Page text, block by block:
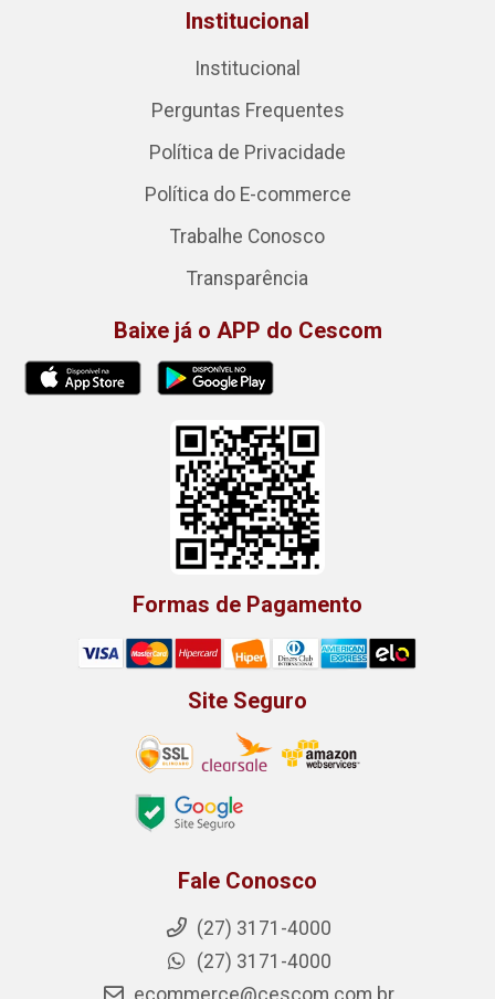
Institucional
Institucional
Perguntas Frequentes
Política de Privacidade
Política do E-commerce
Trabalhe Conosco
Transparência
Baixe já o APP do Cescom
Formas de Pagamento
Site Seguro
Fale Conosco
(27) 3171-4000
(27) 3171-4000
ecommerce@cescom.com.br